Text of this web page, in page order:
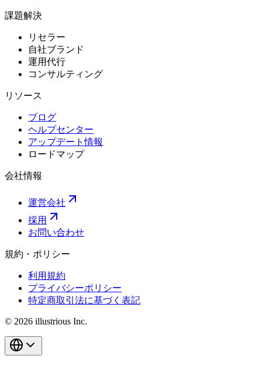
課題解決
リセラー
自社ブランド
運用代行
コンサルティング
リソース
ブログ
ヘルプセンター
アップデート情報
ロードマップ
会社情報
運営会社
採用
お問い合わせ
規約・ポリシー
利用規約
プライバシーポリシー
特定商取引法に基づく表記
© 2026 illustrious Inc.